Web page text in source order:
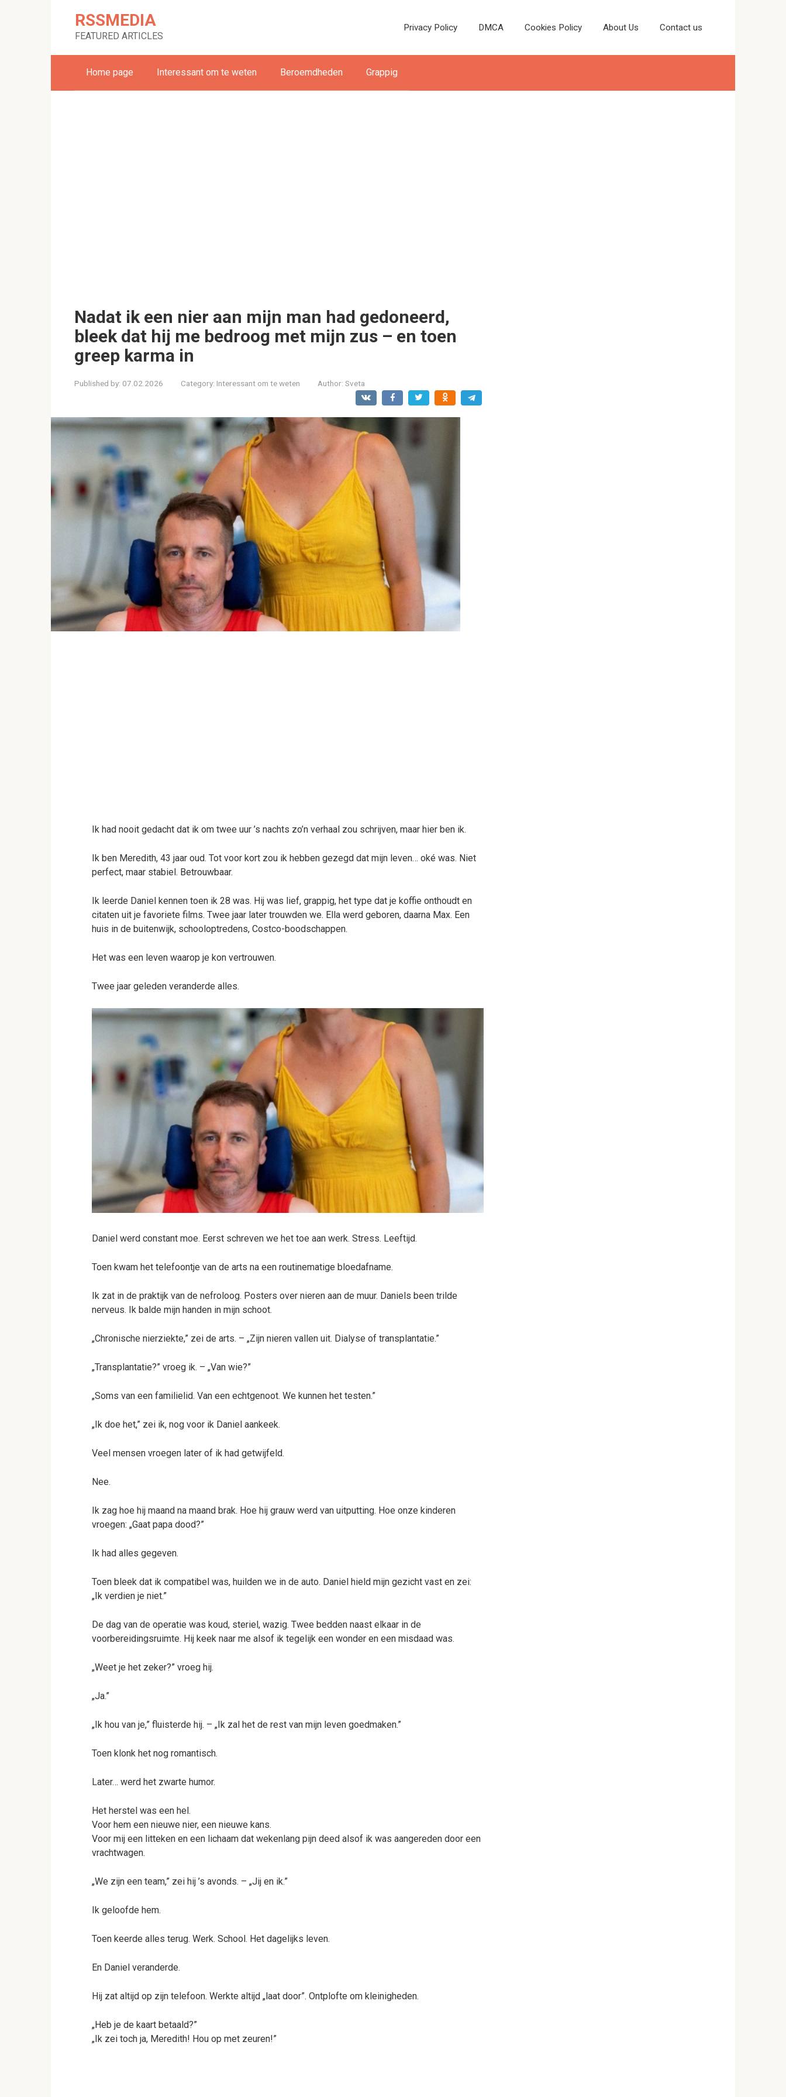
RSSMEDIA
FEATURED ARTICLES
Privacy Policy DMCA Cookies Policy About Us Contact us
Home page Interessant om te weten Beroemdheden Grappig
Nadat ik een nier aan mijn man had gedoneerd,
bleek dat hij me bedroog met mijn zus – en toen
greep karma in
Published by: 07.02.2026 Category: Interessant om te weten Author: Sveta
Ik had nooit gedacht dat ik om twee uur ’s nachts zo’n verhaal zou schrijven, maar hier ben ik.
Ik ben Meredith, 43 jaar oud. Tot voor kort zou ik hebben gezegd dat mijn leven… oké was. Niet
perfect, maar stabiel. Betrouwbaar.
Ik leerde Daniel kennen toen ik 28 was. Hij was lief, grappig, het type dat je koffie onthoudt en
citaten uit je favoriete films. Twee jaar later trouwden we. Ella werd geboren, daarna Max. Een
huis in de buitenwijk, schooloptredens, Costco-boodschappen.
Het was een leven waarop je kon vertrouwen.
Twee jaar geleden veranderde alles.
Daniel werd constant moe. Eerst schreven we het toe aan werk. Stress. Leeftijd.
Toen kwam het telefoontje van de arts na een routinematige bloedafname.
Ik zat in de praktijk van de nefroloog. Posters over nieren aan de muur. Daniels been trilde
nerveus. Ik balde mijn handen in mijn schoot.
„Chronische nierziekte,” zei de arts. – „Zijn nieren vallen uit. Dialyse of transplantatie.”
„Transplantatie?” vroeg ik. – „Van wie?”
„Soms van een familielid. Van een echtgenoot. We kunnen het testen.”
„Ik doe het,” zei ik, nog voor ik Daniel aankeek.
Veel mensen vroegen later of ik had getwijfeld.
Nee.
Ik zag hoe hij maand na maand brak. Hoe hij grauw werd van uitputting. Hoe onze kinderen
vroegen: „Gaat papa dood?”
Ik had alles gegeven.
Toen bleek dat ik compatibel was, huilden we in de auto. Daniel hield mijn gezicht vast en zei:
„Ik verdien je niet.”
De dag van de operatie was koud, steriel, wazig. Twee bedden naast elkaar in de
voorbereidingsruimte. Hij keek naar me alsof ik tegelijk een wonder en een misdaad was.
„Weet je het zeker?” vroeg hij.
„Ja.”
„Ik hou van je,” fluisterde hij. – „Ik zal het de rest van mijn leven goedmaken.”
Toen klonk het nog romantisch.
Later… werd het zwarte humor.
Het herstel was een hel.
Voor hem een nieuwe nier, een nieuwe kans.
Voor mij een litteken en een lichaam dat wekenlang pijn deed alsof ik was aangereden door een
vrachtwagen.
„We zijn een team,” zei hij ’s avonds. – „Jij en ik.”
Ik geloofde hem.
Toen keerde alles terug. Werk. School. Het dagelijks leven.
En Daniel veranderde.
Hij zat altijd op zijn telefoon. Werkte altijd „laat door”. Ontplofte om kleinigheden.
„Heb je de kaart betaald?”
„Ik zei toch ja, Meredith! Hou op met zeuren!”